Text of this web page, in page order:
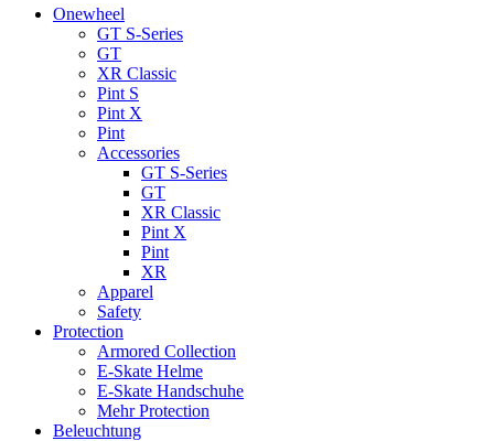
Onewheel
GT S-Series
GT
XR Classic
Pint S
Pint X
Pint
Accessories
GT S-Series
GT
XR Classic
Pint X
Pint
XR
Apparel
Safety
Protection
Armored Collection
E-Skate Helme
E-Skate Handschuhe
Mehr Protection
Beleuchtung